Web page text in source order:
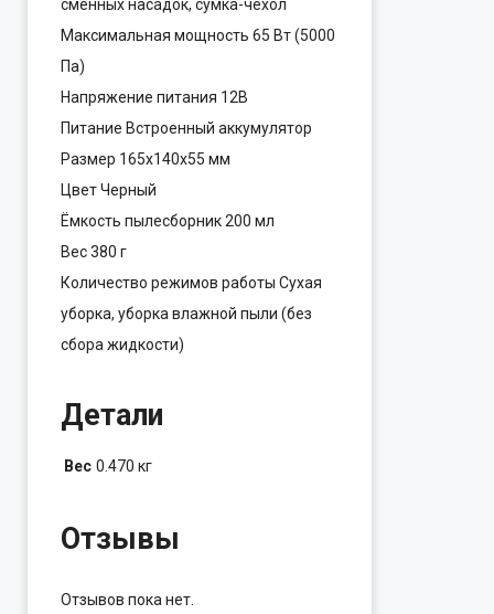
сменных насадок, сумка-чехол
Максимальная мощность 65 Вт (5000
Па)
Напряжение питания 12В
Питание Встроенный аккумулятор
Размер 165x140x55 мм
Цвет Черный
Ёмкость пылесборник 200 мл
Вес 380 г
Количество режимов работы Сухая
уборка, уборка влажной пыли (без
сбора жидкости)
Детали
Вес 0.470 кг
Отзывы
Отзывов пока нет.